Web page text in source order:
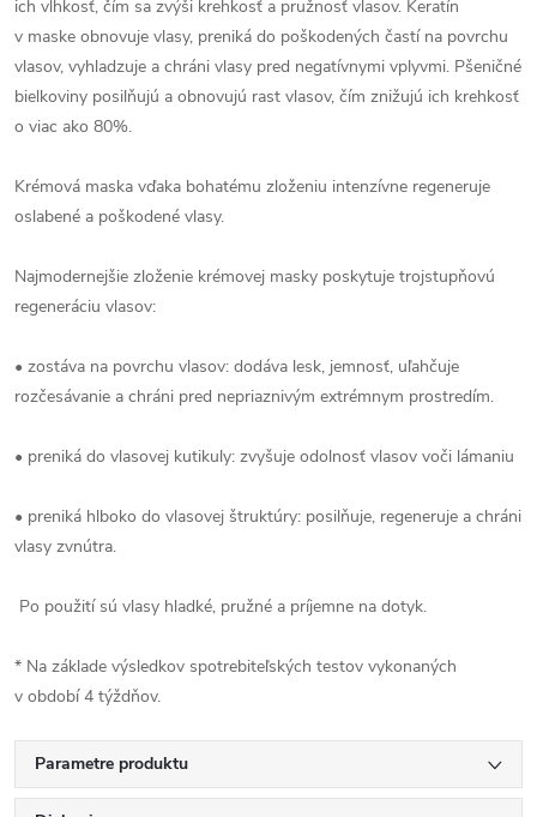
ich vlhkosť, čím sa zvýši krehkosť a pružnosť vlasov. Keratín
v maske obnovuje vlasy, preniká do poškodených častí na povrchu
vlasov, vyhladzuje a chráni vlasy pred negatívnymi vplyvmi. Pšeničné
bielkoviny posilňujú a obnovujú rast vlasov, čím znižujú ich krehkosť
o viac ako 80%.
Krémová maska ​​vďaka bohatému zloženiu intenzívne regeneruje
oslabené a poškodené vlasy.
Najmodernejšie zloženie krémovej masky poskytuje trojstupňovú
regeneráciu vlasov:
• zostáva na povrchu vlasov: dodáva lesk, jemnosť, uľahčuje
rozčesávanie a chráni pred nepriaznivým extrémnym prostredím.
• preniká do vlasovej kutikuly: zvyšuje odolnosť vlasov voči lámaniu
• preniká hlboko do vlasovej štruktúry: posilňuje, regeneruje a chráni
vlasy zvnútra.
Po použití sú vlasy hladké, pružné a príjemne na dotyk.
* Na základe výsledkov spotrebiteľských testov vykonaných
v období 4 týždňov.
Parametre produktu